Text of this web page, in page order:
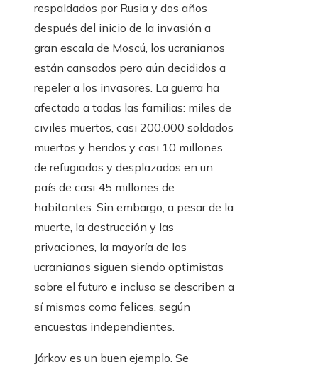
respaldados por Rusia y dos años
después del inicio de la invasión a
gran escala de Moscú, los ucranianos
están cansados ​​pero aún decididos a
repeler a los invasores. La guerra ha
afectado a todas las familias: miles de
civiles muertos, casi 200.000 soldados
muertos y heridos y casi 10 millones
de refugiados y desplazados en un
país de casi 45 millones de
habitantes. Sin embargo, a pesar de la
muerte, la destrucción y las
privaciones, la mayoría de los
ucranianos siguen siendo optimistas
sobre el futuro e incluso se describen a
sí mismos como felices, según
encuestas independientes.
Járkov es un buen ejemplo. Se